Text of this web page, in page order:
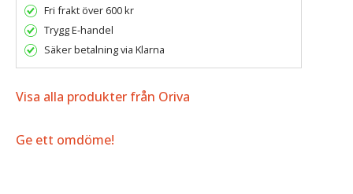
Fri frakt över 600 kr
Trygg E-handel
Säker betalning via Klarna
Visa alla produkter från Oriva
Ge ett omdöme!